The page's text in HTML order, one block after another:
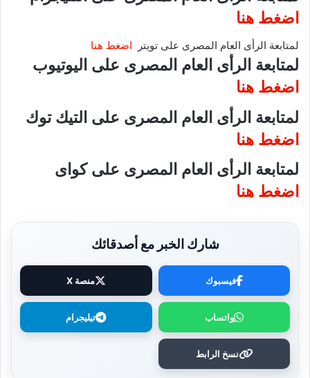
اضغط هنا
لمتابعة الرأى العام المصرى على تويتر اضغط هنا
لمتابعة الرأى العام المصرى على اليوتيوب
اضغط هنا
لمتابعة الرأى العام المصرى على التيك توك
اضغط هنا
لمتابعة الرأى العام المصرى على كواى
اضغط هنا
شارك الخبر مع أصدقائك
فيسبوك منصة X
واتساب تيليجرام
نسخ الرابط